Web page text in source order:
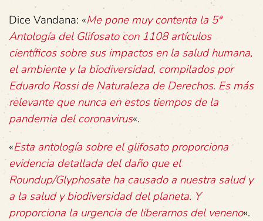
Dice Vandana: «Me pone muy contenta la 5ª
Antología del Glifosato con 1108 artículos
científicos sobre sus impactos en la salud humana,
el ambiente y la biodiversidad, compilados por
Eduardo Rossi de Naturaleza de Derechos. Es más
relevante que nunca en estos tiempos de la
pandemia del coronavirus«.
«Esta antología sobre el glifosato proporciona
evidencia detallada del daño que el
Roundup/Glyphosate ha causado a nuestra salud y
a la salud y biodiversidad del planeta. Y
proporciona la urgencia de liberarnos del veneno«.